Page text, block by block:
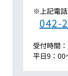
※上記電
042-
受付時間
平日9：00